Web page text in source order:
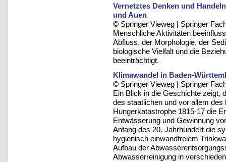
Vernetztes Denken und
und Auen
© Springer Vieweg | Springer
Menschliche Aktivitäten
Abfluss, der Morphologie, der
biologische Vielfalt und die
beeinträchtigt.
Klimawandel in Baden-
© Springer Vieweg | Springer
Ein Blick in die Geschichte zeigt,
des staatlichen und vor allem
Hungerkatastrophe 1815-17 die
Entwässerung und Gewinnung
Anfang des 20. Jahrhundert die
hygienisch einwandfreiem
Aufbau der
Abwasserreinigung in